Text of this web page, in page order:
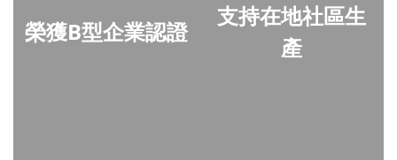
榮獲B型企業認證
支持在地社區生
產